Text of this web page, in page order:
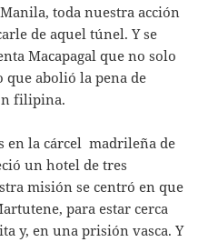
toda nuestra acción
de aquel túnel. Y se
Macapagal que no solo
que abolió la pena de
filipina.
en la cárcel madrileña de
un hotel de tres
misión se centró en que
para estar cerca
y, en una prisión vasca. Y